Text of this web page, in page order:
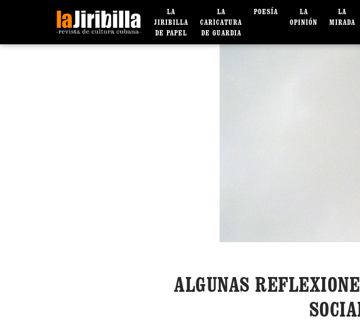
LA
JIRIBILLA
DE PAPEL
LA
CARICATURA
DE GUARDIA
POESÍA
LA
OPINIÓN
LA
MIRADA
ALGUNAS